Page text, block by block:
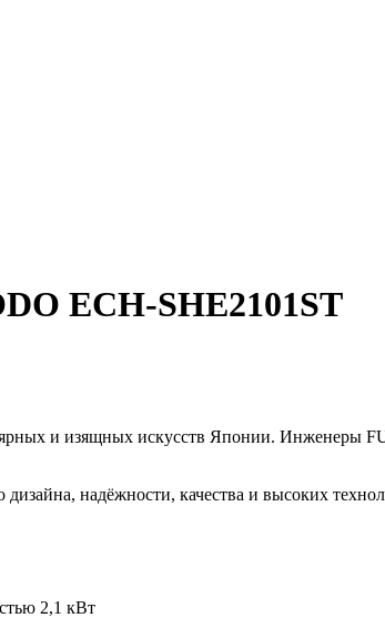
ECH-SHE2101ST
и изящных искусств Японии. Инженеры
надёжности, качества и высоких
2,1 кВт